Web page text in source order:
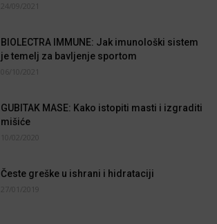
24/09/2021
BIOLECTRA IMMUNE: Jak imunološki sistem
je temelj za bavljenje sportom
06/10/2021
GUBITAK MASE: Kako istopiti masti i izgraditi
mišiće
10/02/2020
Česte greške u ishrani i hidrataciji
27/01/2019